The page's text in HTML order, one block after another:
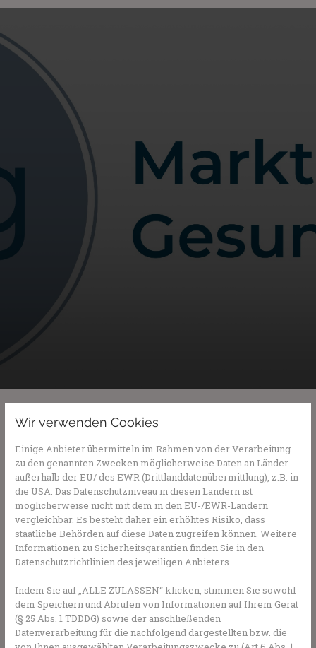
Willkommen beim
Marktplatz der Gesundheit!
Als Partner des Marktplatz für Gesundheit, bietet
Wir verwenden Cookies
Einige Anbieter übermitteln im Rahmen von der Verarbeitung
zu den genannten Zwecken möglicherweise Daten an Länder
außerhalb der EU/ des EWR (Drittlanddatenübermittlung), z.B. in
die USA. Das Datenschutzniveau in diesen Ländern ist
möglicherweise nicht mit dem in den EU-/EWR-Ländern
vergleichbar. Es besteht daher ein erhöhtes Risiko, dass
staatliche Behörden auf diese Daten zugreifen können. Weitere
Informationen zu Sicherheitsgarantien finden Sie in den
Datenschutzrichtlinien des jeweiligen Anbieters.
Indem Sie auf „ALLE ZULASSEN“ klicken, stimmen Sie sowohl
dem Speichern und Abrufen von Informationen auf Ihrem Gerät
(§ 25 Abs. 1 TDDDG) sowie der anschließenden
Datenverarbeitung für die nachfolgend dargestellten bzw. die